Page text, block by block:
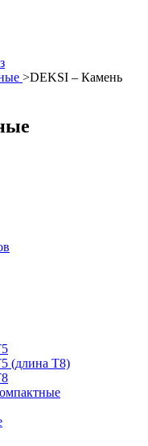
>DEKSI – Камень
(длина T8)